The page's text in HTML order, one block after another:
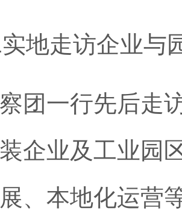
走访企业与
一行先后走访
企业及工业园
、本地化运营